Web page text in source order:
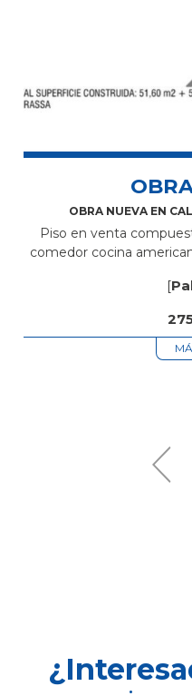
OBRA NUEVA EN
Piso en venta
comedor cocina
situado en
[